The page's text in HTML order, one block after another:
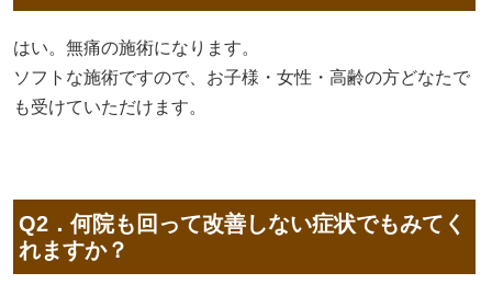
はい。無痛の施術になります。
ソフトな施術ですので、お子様・女性・高齢の方どなたで
も受けていただけます。
Q2．何院も回って改善しない症状でもみてく
れますか？